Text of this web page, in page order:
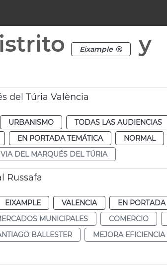
Eixample
y
del Túria València
URBANISMO
TODAS LAS AUDIENCIAS
EN PORTADA TEMÁTICA NORMAL
DEL MARQUÉS DEL TÚRIA
Russafa
EIXAMPLE VALENCIA
EN PORTADA
MUNICIPALES COMERCIO
BALLESTER
MEJORA EFICIENCIA